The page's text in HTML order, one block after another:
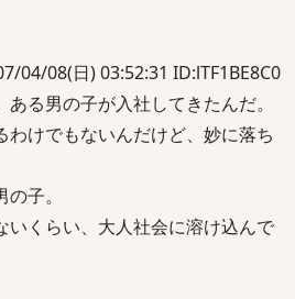
04/08(日) 03:52:31 ID:lTF1BE8C0
る男の子が入社してきたんだ。
わけでもないんだけど、妙に落ち
子。
いくらい、大人社会に溶け込んで